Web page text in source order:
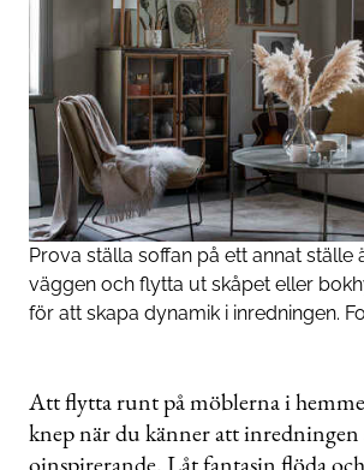
Prova ställa soffan på ett annat ställe
väggen och flytta ut skåpet eller
för att skapa dynamik i inredningen.
Att flytta runt på möblerna i
knep när du känner att inredningen